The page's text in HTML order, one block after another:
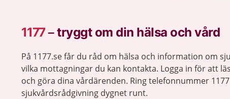
1177–tryggt om din hälsa och vård
På 1177.se får du råd om hälsa och information om
vilka mottagningar du kan kontakta. Logga in för att
och göra dina vårdärenden. Ring telefonnummer
sjukvårdsrådgivning dygnet runt.